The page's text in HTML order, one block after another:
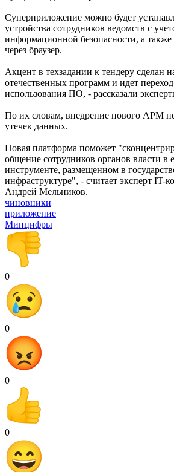
Суперприложение можно будет
устройства сотрудников ведомств с
информационной безопасности, а также
через браузер.
Акцент в техзадании к тендеру сделан
отечественных программ и идет
использования ПО, - рассказали
По их словам, внедрение нового АРМ
утечек данных.
Новая платформа поможет
общение сотрудников органов власти в
инструменте, размещенном в
инфраструктуре", - считает эксперт IT-
Андрей Мельников.
чиновники
приложение
Минцифры
0
0
0
0